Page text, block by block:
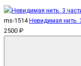
ms-1514 Невидимая нить.
2500 ₽